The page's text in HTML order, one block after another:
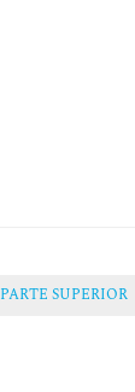
PARTE SUPERIOR